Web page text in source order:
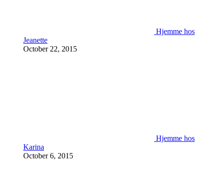
Hjemme hos
Jeanette
October 22, 2015
Hjemme hos
Karina
October 6, 2015